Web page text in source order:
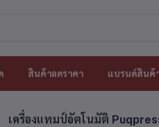
สินค้าลดราคา แบรนด์สินค้
เครื่องแทมป์อัตโนมัติ